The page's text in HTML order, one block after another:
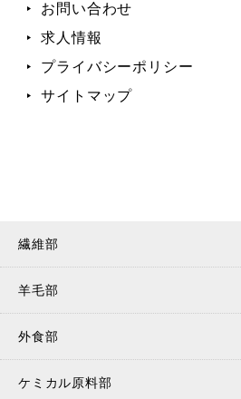
お問い合わせ
求人情報
プライバシーポリシー
サイトマップ
繊維部
羊毛部
外食部
ケミカル原料部